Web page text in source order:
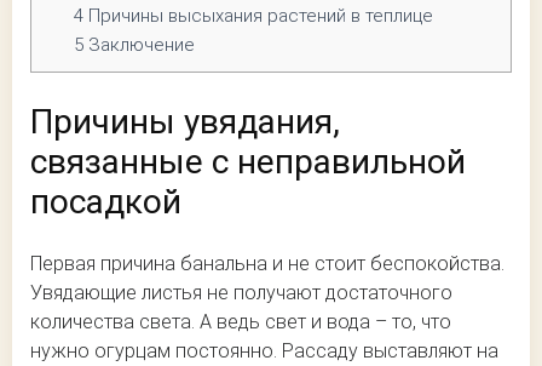
4 Причины высыхания растений в теплице
5 Заключение
Причины увядания,
связанные с неправильной
посадкой
Первая причина банальна и не стоит беспокойства.
Увядающие листья не получают достаточного
количества света. А ведь свет и вода – то, что
нужно огурцам постоянно. Рассаду выставляют на